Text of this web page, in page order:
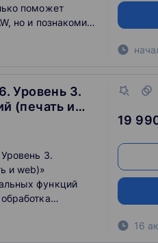
поможет
но и познакомит
формой,
в CorelDRAW.
Уровень 3.
(печать и
3.
и web)»
функций
19
16